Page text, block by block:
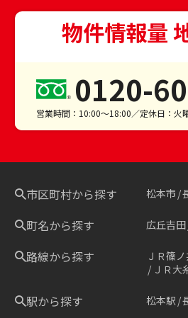
物件情報量
0120-
営業時間：10:00～18:00／定休日：火
市区町村から探す 松本市
町名から探す 広丘吉田
路線から探す ＪＲ篠
ＪＲ大
駅から探す 松本駅